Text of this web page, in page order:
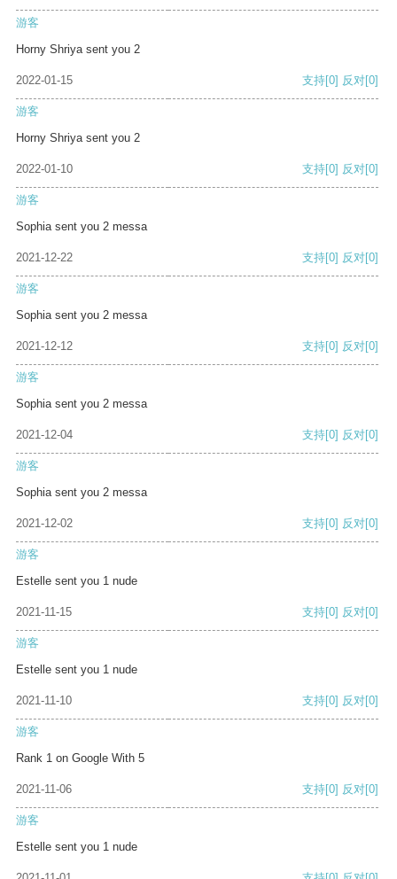
游客
Horny Shriya sent you 2
2022-01-15 支持[0] 反对[0]
游客
Horny Shriya sent you 2
2022-01-10 支持[0] 反对[0]
游客
Sophia sent you 2 messa
2021-12-22 支持[0] 反对[0]
游客
Sophia sent you 2 messa
2021-12-12 支持[0] 反对[0]
游客
Sophia sent you 2 messa
2021-12-04 支持[0] 反对[0]
游客
Sophia sent you 2 messa
2021-12-02 支持[0] 反对[0]
游客
Estelle sent you 1 nude
2021-11-15 支持[0] 反对[0]
游客
Estelle sent you 1 nude
2021-11-10 支持[0] 反对[0]
游客
Rank 1 on Google With 5
2021-11-06 支持[0] 反对[0]
游客
Estelle sent you 1 nude